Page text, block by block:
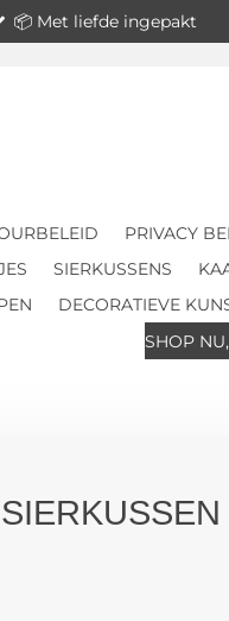
📦 Met liefde ingepakt
PRIVACY
SIERKUSSENS
DECORATIEVE
SHOP